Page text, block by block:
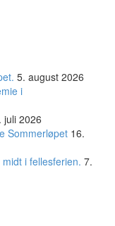
Ålesund
Vinterkarusell
5. august 2026
i
juli 2026
Sommerløpet 16.
i fellesferien. 7.